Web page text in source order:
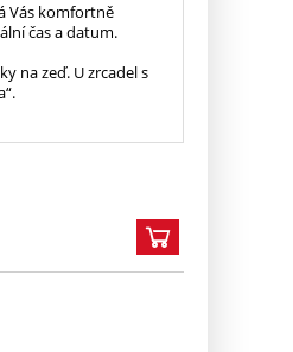
Vás komfortně
čas a datum.
na zeď. U zrcadel s